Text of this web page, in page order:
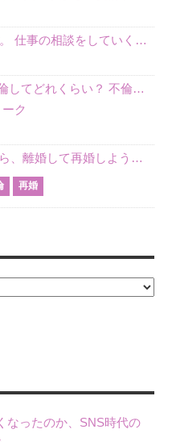
働く主婦、片思いをしています。 仕事の相談をしていくうちに、彼のことを好きになりました。私には夫も子供もいます。不倫をしているわけでもなく、もちろん、この気持ちは誰にも話していません。 ラインをする関
不倫ぶっちゃけトーク5弾！ 不倫してどれくらい？ 不倫のあれこれを、なんでもどうぞ♪♪
ク
W不倫です。最近、彼のほうから、離婚して再婚しよう、と言ってきました。ハッキリいうと、そこまでは考えていませんでした。彼を好きな気持ちはあるし、彼なしの生活は考えられません。だけど、離婚して再婚すると
再婚
なったのか、SNS時代の